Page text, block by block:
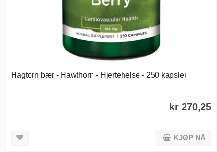
Hagtorn bær - Hawthorn - Hjertehelse - 250 kapsler
kr 270,25
KJØP NÅ